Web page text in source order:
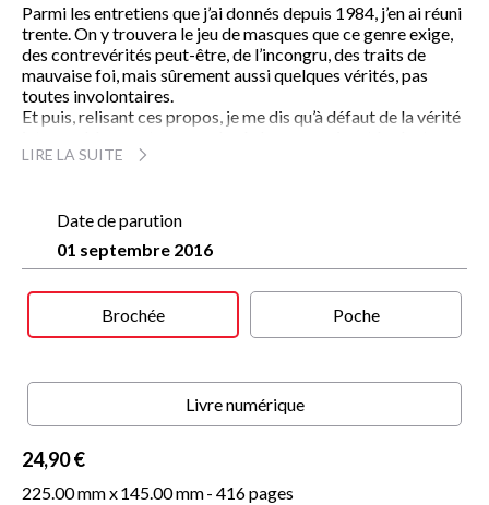
Parmi les entretiens que j’ai donnés depuis 1984, j’en ai réuni
trente. On y trouvera le jeu de masques que ce genre exige,
des contrevérités peut-être, de l’incongru, des traits de
mauvaise foi, mais sûrement aussi quelques vérités, pas
toutes involontaires.
Et puis, relisant ces propos, je me dis qu’à défaut de la vérité
qui m’ont constitué : le panthéon aztèque et la chasse à Dieu
enfantine deSalammbô
et des noms. Melville et Faulkner, Beckett, y voyagent parmi
des toponymes limousins. Mes morts bavards, Flaubert,
prolétaires morts sans discours.
Pierre Michon
LIRE LA SUITE
Date de parution
01 septembre 2016
Brochée Poche
Livre numérique
24,90 €
225.00 mm x145.00 mm- 416 pages